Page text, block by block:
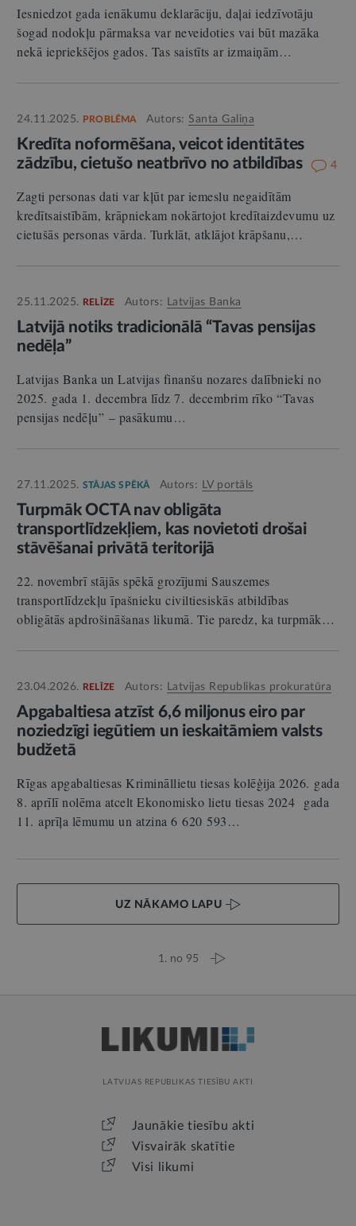
Iesniedzot gada ienākumu deklarāciju, daļai iedzīvotāju
šogad nodokļu pārmaksa var neveidoties vai būt mazāka
nekā iepriekšējos gados. Tas saistīts ar izmaiņām…
24.11.2025. PROBLĒMA Autors: Santa Galiņa
Kredīta noformēšana, veicot identitātes
zādzību, cietušo neatbrīvo no atbildības
4
Zagti personas dati var kļūt par iemeslu negaidītām
kredītsaistībām, krāpniekam nokārtojot kredītaizdevumu uz
cietušās personas vārda. Turklāt, atklājot krāpšanu,…
25.11.2025. RELĪZE Autors: Latvijas Banka
Latvijā notiks tradicionālā “Tavas pensijas
nedēļa”
Latvijas Banka un Latvijas finanšu nozares dalībnieki no
2025. gada 1. decembra līdz 7. decembrim rīko “Tavas
pensijas nedēļu” – pasākumu…
27.11.2025. STĀJAS SPĒKĀ Autors: LV portāls
Turpmāk OCTA nav obligāta
transportlīdzekļiem, kas novietoti drošai
stāvēšanai privātā teritorijā
22. novembrī stājās spēkā grozījumi Sauszemes
transportlīdzekļu īpašnieku civiltiesiskās atbildības
obligātās apdrošināšanas likumā. Tie paredz, ka turpmāk…
23.04.2026. RELĪZE Autors: Latvijas Republikas prokuratūra
Apgabaltiesa atzīst 6,6 miljonus eiro par
noziedzīgi iegūtiem un ieskaitāmiem valsts
budžetā
Rīgas apgabaltiesas Krimināllietu tiesas kolēģija 2026. gada
8. aprīlī nolēma atcelt Ekonomisko lietu tiesas 2024 gada
11. aprīļa lēmumu un atzina 6 620 593…
UZ NĀKAMO LAPU
1. no 95
LATVIJAS REPUBLIKAS TIESĪBU AKTI
Jaunākie tiesību akti
Visvairāk skatītie
Visi likumi